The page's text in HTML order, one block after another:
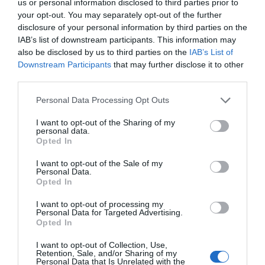
us or personal information disclosed to third parties prior to
your opt-out. You may separately opt-out of the further
disclosure of your personal information by third parties on the
IAB’s list of downstream participants. This information may
also be disclosed by us to third parties on the IAB’s List of
Downstream Participants that may further disclose it to other
Personal Data Processing Opt Outs
I want to opt-out of the Sharing of my
personal data.
Opted In
I want to opt-out of the Sale of my
Personal Data.
Opted In
I want to opt-out of processing my
Personal Data for Targeted Advertising.
Opted In
I want to opt-out of Collection, Use,
Retention, Sale, and/or Sharing of my
Personal Data that Is Unrelated with the
Son los poderes fácticos de siempre a los que les importa
una higa degradar las instituciones democráticas con la
afirmación falsaria de que han sido ocupadas por el
sanchísmo, o difundiendo mensajes—sin pruebas
asentados en presunciones— sobre una presunta estrategia
del Ejecutivo para boicotear a su favor los resultados de